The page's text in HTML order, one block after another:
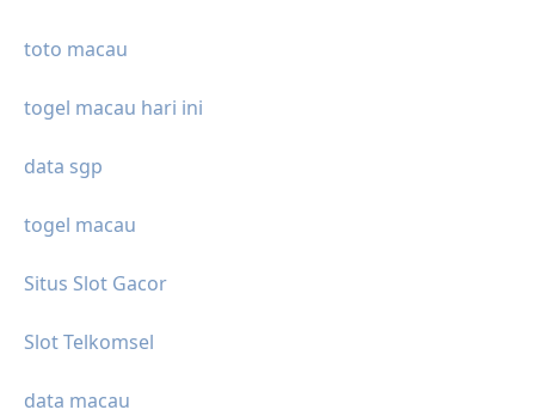
toto macau
togel macau hari ini
data sgp
togel macau
Situs Slot Gacor
Slot Telkomsel
data macau